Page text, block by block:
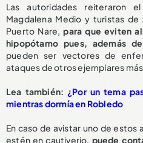
Las autoridades reiteraron
Magdalena Medio y turistas
Puerto Nare, para que eviten
hipopótamo pues, además
pueden ser vectores de
ataques de otros ejemplares
Lea también: ¿Por un tema
mientras dormía en Robledo
En caso de avistar uno de
estén en cautiverio, puede